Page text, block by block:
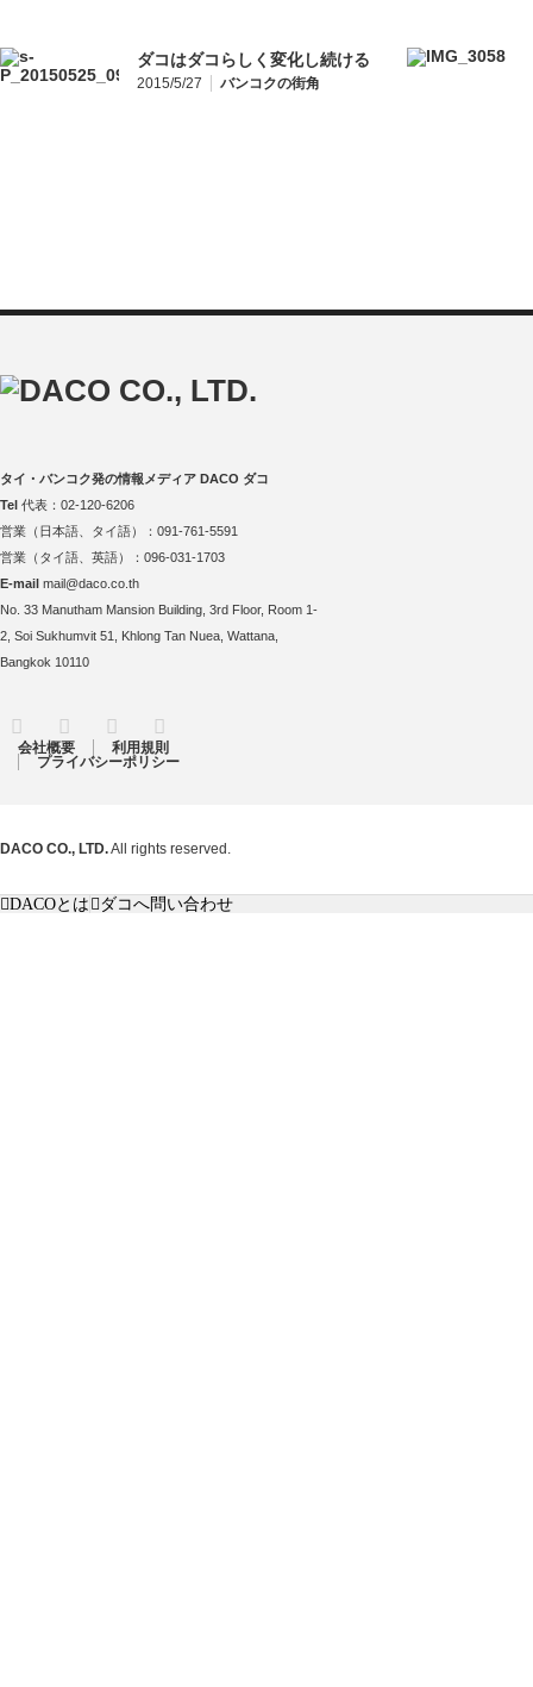
ダコはダコらしく変化し続ける
2015/5/27 バンコクの街角
タイ・バンコク発の情報メディア DACO ダコ
Tel 代表：02-120-6206
営業（日本語、タイ語）：091-761-5591
営業（タイ語、英語）：096-031-1703
E-mail mail@daco.co.th
No. 33 Manutham Mansion Building, 3rd Floor, Room 1-
2, Soi Sukhumvit 51, Khlong Tan Nuea, Wattana,
Bangkok 10110
Twitter FacebookInstagram
会社概要
利用規則
プライバシーポリシー
DACO CO., LTD.All rights reserved.
DACOとは ダコへ問い合わせ